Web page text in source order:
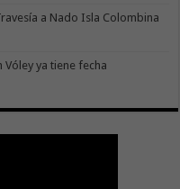
a Nado Isla Colombina
ya tiene fecha